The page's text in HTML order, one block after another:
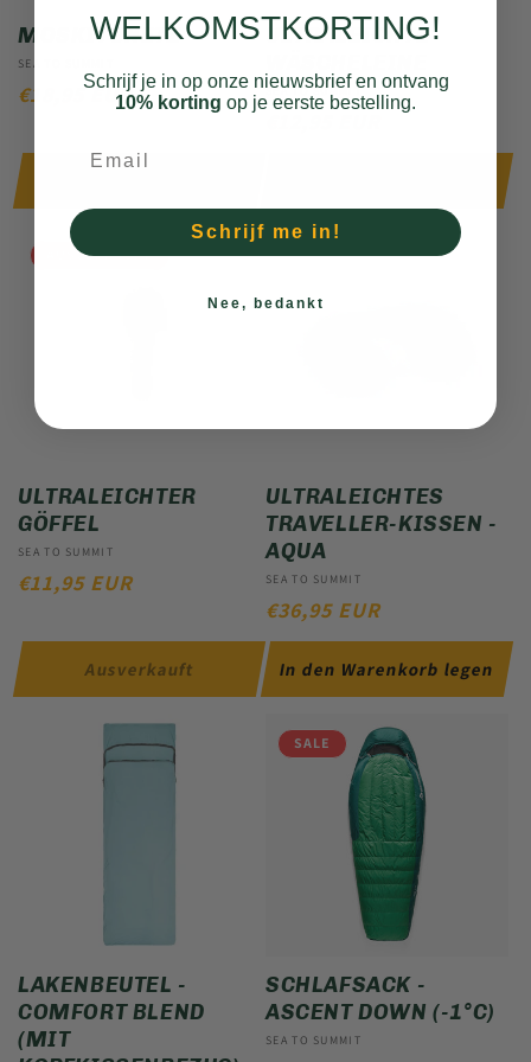
MOSKITONETZ
Anbieter:
SEA TO SUMMIT
NORMALER
€18,95 EUR
ULTRALEICHTE
Anbieter:
SEA TO SUMMIT
AUSVERKAUFT
ULTRALEICHTER
GÖFFEL
Anbieter:
SEA TO SUMMIT
NORMALER
€11,95 EUR
Ausverkauft
ULTRALEICHTES
TRAVELLER-KISSEN -
AQUA
Anbieter:
SEA TO SUMMIT
NORMALER
PREIS
€36,95 EUR
In den Warenkorb legen
LAKENBEUTEL -
COMFORT BLEND
(MIT
SALE
SCHLAFSACK -
ASCENT DOWN (-1°C)
Anbieter:
SEA TO SUMMIT
WELKOMSTKORTING!
Schrijf je in op onze nieuwsbrief en ontvang
10% korting op je eerste bestelling.
Schrijf me in!
Nee, bedankt